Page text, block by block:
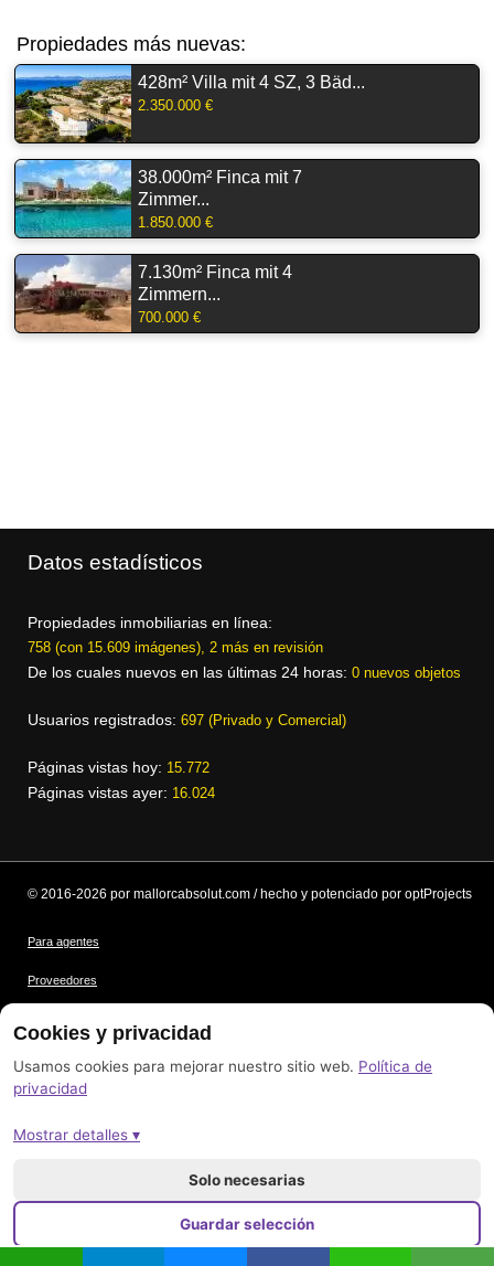
Propiedades más nuevas:
428m² Villa mit 4 SZ, 3 Bäd...
2.350.000 €
38.000m² Finca mit 7
Zimmer...
1.850.000 €
7.130m² Finca mit 4
Zimmern...
700.000 €
Datos estadísticos
Propiedades inmobiliarias en línea:
758 (con 15.609 imágenes), 2 más en revisión
De los cuales nuevos en las últimas 24 horas: 0 nuevos objetos
Usuarios registrados: 697 (Privado y Comercial)
Páginas vistas hoy: 15.772
Páginas vistas ayer: 16.024
© 2016-2026 por mallorcabsolut.com / hecho y potenciado por optProjects
Para agentes
Proveedores
Créditos de las imágenes
Pie de imprenta
Cookies y privacidad
Usamos cookies para mejorar nuestro sitio web. Política de
privacidad
Mostrar detalles ▾
Solo necesarias
Guardar selección